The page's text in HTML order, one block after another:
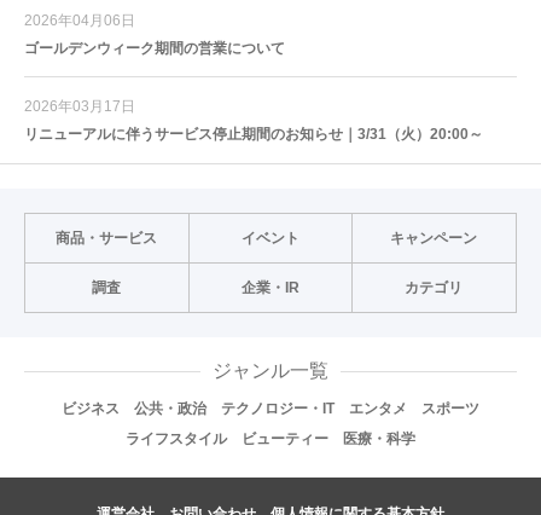
2026年04月06日
ゴールデンウィーク期間の営業について
2026年03月17日
リニューアルに伴うサービス停止期間のお知らせ｜3/31（火）20:00～
商品・サービス イベント キャンペーン
調査 企業・IR カテゴリ
ジャンル一覧
ビジネス 公共・政治 テクノロジー・IT エンタメ
スポーツ
ライフスタイル
ビューティー 医療・科学